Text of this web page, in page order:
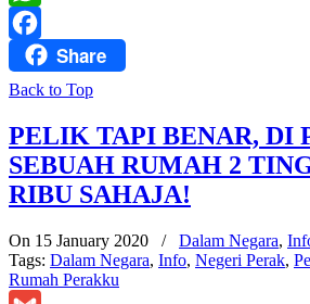
WhatsApp
FacebookShare
Back to Top
PELIK TAPI BENAR, DI
SEBUAH RUMAH 2
RIBU SAHAJA!
On 15 January 2020 / Dalam Negara,
Tags: Dalam Negara, Info, Negeri Perak,
Rumah Perakku